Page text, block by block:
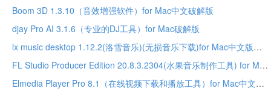
Boom 3D 1.3.10（音效增强软件）for Mac中文破解版
djay Pro AI 3.1.6（专业的DJ工具）for Mac破解版
lx music desktop 1.12.2(洛雪音乐)(无损音乐下载)for Mac中文版
FL Studio Producer Edition 20.8.3.2304(水果音乐制作工具) for Mac中文破解版
Elmedia Player Pro 8.1（在线视频下载和播放工具）for Mac中文破解版